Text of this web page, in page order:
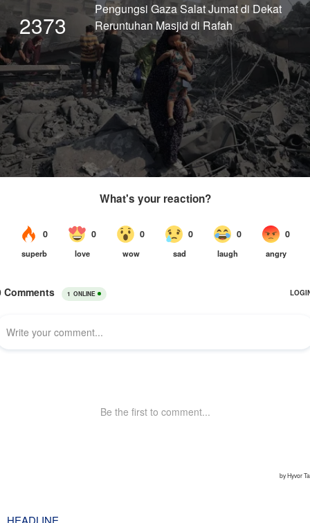
2373
Pengungsi Gaza Salat Jumat di Dekat
Reruntuhan Masjid di Rafah
HEADLINE